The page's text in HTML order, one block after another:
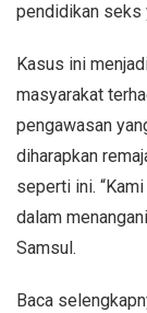
pendidikan seks
Kasus ini
masyarakat
pengawasan
diharapkan
seperti ini.
dalam
Samsul.
Baca